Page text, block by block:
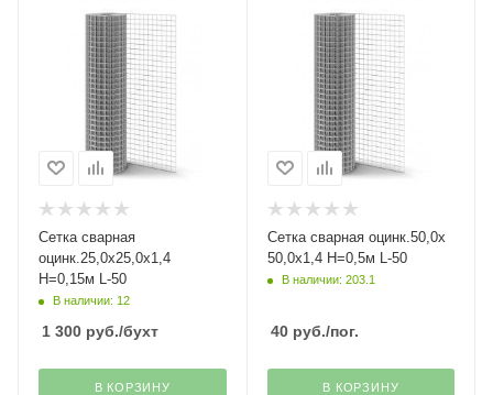
Сетка сварная
оцинк.25,0х25,0х1,4
H=0,15м L-50
В наличии: 12
1 300 руб./бухт
В КОРЗИНУ
Сетка сварная оцинк.50,0х
50,0х1,4 Н=0,5м L-50
В наличии: 203.1
40руб./пог.
В КОРЗИНУ